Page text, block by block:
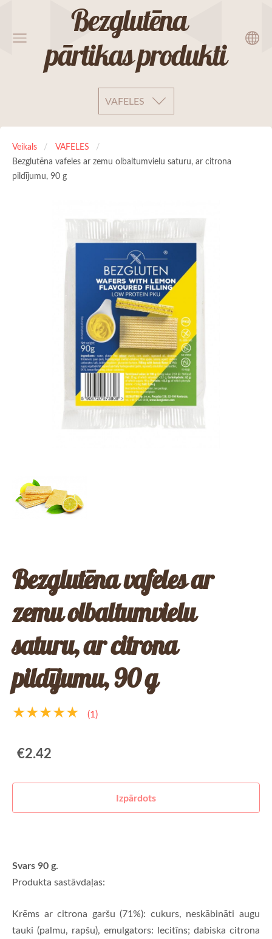
Bezglutēna
pārtikas produkti
VAFELES
Veikals
VAFELES
Bezglutēna vafeles ar zemu olbaltumvielu saturu, ar citrona
pildījumu, 90 g
Bezglutēna vafeles ar
zemu olbaltumvielu
saturu, ar citrona
pildījumu, 90 g
★★★★★ (1)
€2.42
Izpārdots
Svars 90 g.
Produkta sastāvdaļas:
Krēms ar citrona garšu (71%): cukurs, neskābināti augu
tauki (palmu, rapšu), emulgators: lecitīns; dabiska citrona